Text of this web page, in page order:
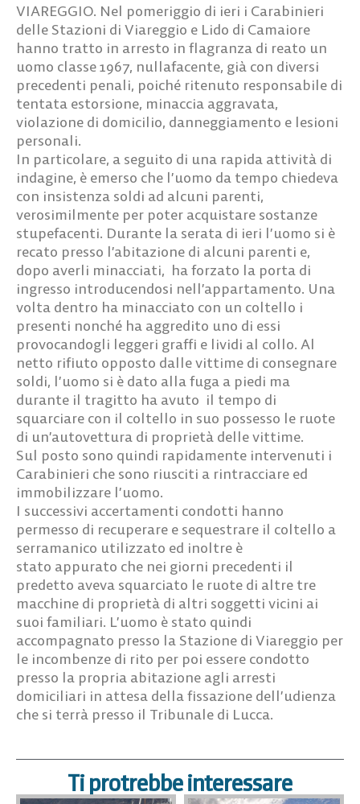
VIAREGGIO. Nel pomeriggio di ieri i Carabinieri
delle Stazioni di Viareggio e Lido di Camaiore
hanno tratto in arresto in flagranza di reato un
uomo classe 1967, nullafacente, già con diversi
precedenti penali, poiché ritenuto responsabile di
tentata estorsione, minaccia aggravata,
violazione di domicilio, danneggiamento e lesioni
personali.
In particolare, a seguito di una rapida attività di
indagine, è emerso che l’uomo da tempo chiedeva
con insistenza soldi ad alcuni parenti,
verosimilmente per poter acquistare sostanze
stupefacenti. Durante la serata di ieri l’uomo si è
recato presso l’abitazione di alcuni parenti e,
dopo averli minacciati, ha forzato la porta di
ingresso introducendosi nell’appartamento. Una
volta dentro ha minacciato con un coltello i
presenti nonché ha aggredito uno di essi
provocandogli leggeri graffi e lividi al collo. Al
netto rifiuto opposto dalle vittime di consegnare
soldi, l’uomo si è dato alla fuga a piedi ma
durante il tragitto ha avuto il tempo di
squarciare con il coltello in suo possesso le ruote
di un’autovettura di proprietà delle vittime.
Sul posto sono quindi rapidamente intervenuti i
Carabinieri che sono riusciti a rintracciare ed
immobilizzare l’uomo.
I successivi accertamenti condotti hanno
permesso di recuperare e sequestrare il coltello a
serramanico utilizzato ed inoltre è
stato appurato che nei giorni precedenti il
predetto aveva squarciato le ruote di altre tre
macchine di proprietà di altri soggetti vicini ai
suoi familiari. L’uomo è stato quindi
accompagnato presso la Stazione di Viareggio per
le incombenze di rito per poi essere condotto
presso la propria abitazione agli arresti
domiciliari in attesa della fissazione dell’udienza
che si terrà presso il Tribunale di Lucca.
Ti protrebbe interessare